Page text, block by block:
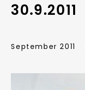
30.9.2011
September 2011